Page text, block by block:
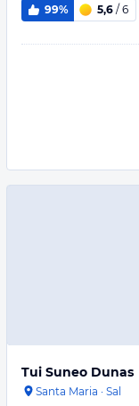
99% 5,6 / 6
Tui Suneo Dunas
Santa Maria · Sal